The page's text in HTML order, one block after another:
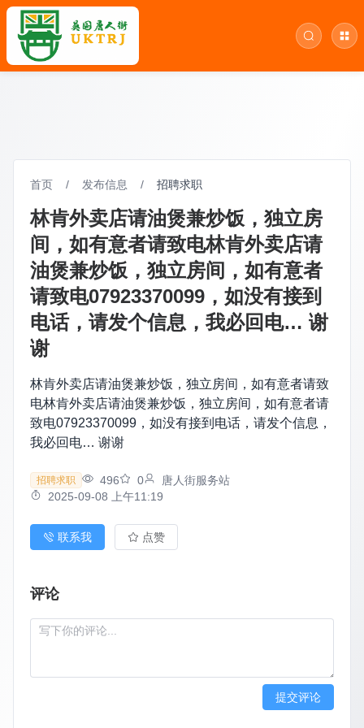
首页 / 发布信息 / 招聘求职
林肯外卖店请油煲兼炒饭，独立房
间，如有意者请致电林肯外卖店请
油煲兼炒饭，独立房间，如有意者
请致电07923370099，如没有接到
电话，请发个信息，我必回电… 谢
谢
林肯外卖店请油煲兼炒饭，独立房间，如有意者请致
电林肯外卖店请油煲兼炒饭，独立房间，如有意者请
致电07923370099，如没有接到电话，请发个信息，
我必回电… 谢谢
招聘求职 496 0
唐人街服务站
2025-09-08 上午11:19
联系我 点赞
评论
提交评论